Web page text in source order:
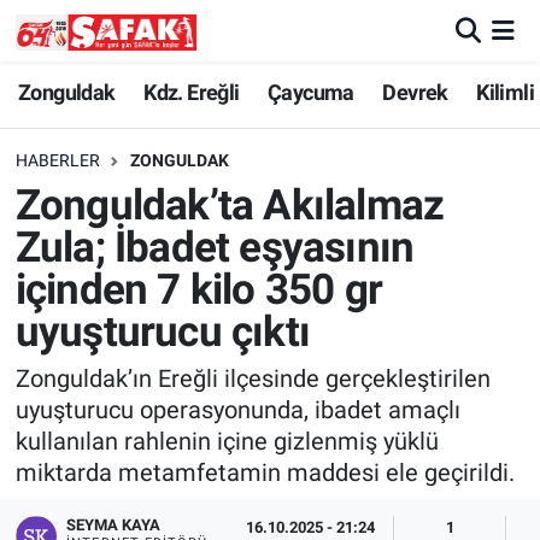
Zonguldak Kdz. Ereğli Çaycuma Devrek Kilimli
HABERLER ZONGULDAK
Zonguldak’ta Akılalmaz
Zula; İbadet eşyasının
içinden 7 kilo 350 gr
uyuşturucu çıktı
Zonguldak’ın Ereğli ilçesinde gerçekleştirilen
uyuşturucu operasyonunda, ibadet amaçlı
kullanılan rahlenin içine gizlenmiş yüklü
miktarda metamfetamin maddesi ele geçirildi.
SEYMA KAYA 16.10.2025 - 21:24 1
Zonguldak
Kdz. Ereğli
Çaycuma
Devrek
Kilimli
Asayiş
Spor
Resmi İlan
Zonguldak Nöbetçi Eczaneler
Zonguldak Hava Durumu
Zonguldak Namaz Vakitleri
Zonguldak Trafik Yoğunluk Haritası
Süper Lig Puan Durumu ve Fikstür
Tüm Manşetler
Son Dakika Haberleri
Haber Arşivi